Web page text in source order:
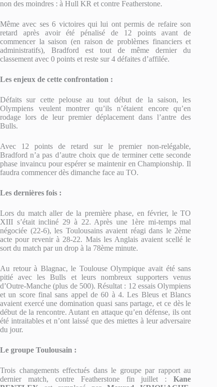
non des moindres : à Hull KR et contre Featherstone.
Même avec ses 6 victoires qui lui ont permis de refaire son
retard après avoir été pénalisé de 12 points avant de
commencer la saison (en raison de problèmes financiers et
administratifs), Bradford est tout de même dernier du
classement avec 0 points et reste sur 4 défaites d’affilée.
Les enjeux de cette confrontation :
Défaits sur cette pelouse au tout début de la saison, les
Olympiens veulent montrer qu’ils n’étaient encore qu’en
rodage lors de leur premier déplacement dans l’antre des
Bulls.
Avec 12 points de retard sur le premier non-relégable,
Bradford n’a pas d’autre choix que de terminer cette seconde
phase invaincu pour espérer se maintenir en Championship. Il
faudra commencer dès dimanche face au TO.
Les dernières fois :
Lors du match aller de la première phase, en février, le TO
XIII s’était incliné 29 à 22. Après une 1ère mi-temps mal
négociée (22-6), les Toulousains avaient réagi dans le 2ème
acte pour revenir à 28-22. Mais les Anglais avaient scellé le
sort du match par un drop à la 78ème minute.
Au retour à Blagnac, le Toulouse Olympique avait été sans
pitié avec les Bulls et leurs nombreux supporters venus
d’Outre-Manche (plus de 500). Résultat : 12 essais Olympiens
et un score final sans appel de 60 à 4. Les Bleus et Blancs
avaient exercé une domination quasi sans partage, et ce dès le
début de la rencontre. Autant en attaque qu’en défense, ils ont
été intraitables et n’ont laissé que des miettes à leur adversaire
du jour.
Le groupe Toulousain :
Trois changements effectués dans le groupe par rapport au
dernier match, contre Featherstone fin juillet :Kane